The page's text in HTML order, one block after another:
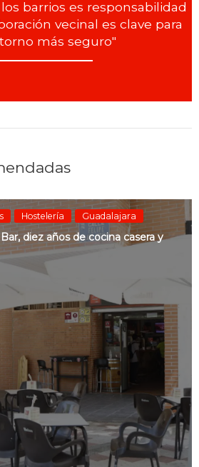
barrios es responsabilidad
vecinal es clave para
más seguro"
Hostelería Guadalajara
diez años de cocina casera y